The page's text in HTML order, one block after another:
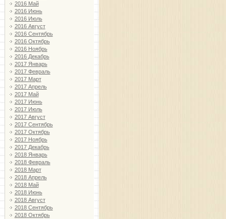
2016 Май
2016 Июнь
2016 Июль
2016 Август
2016 Сентябрь
2016 Октябрь
2016 Ноябрь
2016 Декабрь
2017 Январь
2017 Февраль
2017 Март
2017 Апрель
2017 Май
2017 Июнь
2017 Июль
2017 Август
2017 Сентябрь
2017 Октябрь
2017 Ноябрь
2017 Декабрь
2018 Январь
2018 Февраль
2018 Март
2018 Апрель
2018 Май
2018 Июнь
2018 Август
2018 Сентябрь
2018 Октябрь